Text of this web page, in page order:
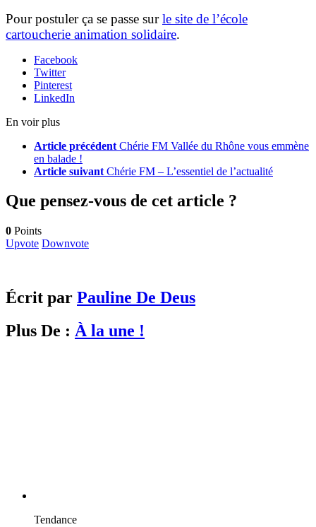
Pour postuler ça se passe surle site de l’école
cartoucherie animation solidaire.
Facebook
Twitter
Pinterest
LinkedIn
En voir plus
Article précédent Chérie FM Vallée du Rhône vous emmène
en balade !
Article suivant Chérie FM – L’essentiel de l’actualité
Que pensez-vous de cet article ?
0 Points
Upvote Downvote
Écrit par Pauline De Deus
Plus De : À la une !
Tendance